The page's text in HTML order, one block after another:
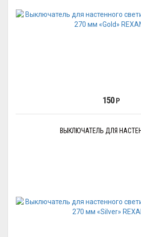
150 Р
ВЫКЛЮЧАТЕЛЬ ДЛЯ